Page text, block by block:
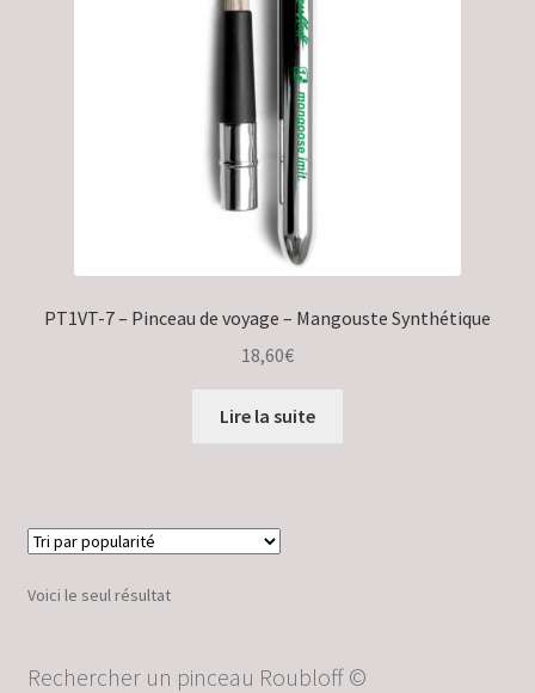
Validation de la commande
PT1VT-7 – Pinceau de voyage – Mangouste Synthétique
18,60€
Lire la suite
Voici le seul résultat
Rechercher un pinceau Roubloff ©